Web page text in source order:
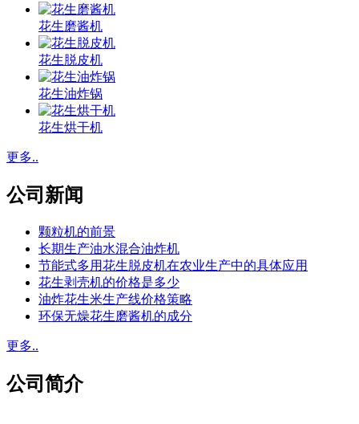
花生磨酱机
花生脱皮机
花生油炸锅
花生烘干机
更多..
公司新闻
颗粒机的前景
长期生产油水混合油炸机
节能式多用花生脱皮机在农业生产中的具体应用
花生剥壳机的价格是多少
油炸花生米生产线价格策略
环保无燥花生磨酱机的成分
更多..
公司简介